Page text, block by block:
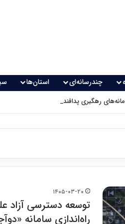
چندرسانه‌ای استان‌ها
رهگیری پدافندی چگونه کار می کنند؟
۱۴۰۵-۰۳-۲۰
توسعه دسترسی آزاد
راه‌اندازی سامانه